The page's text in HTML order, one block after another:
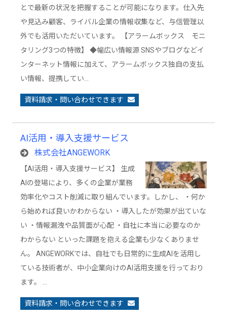
とで最新の状況を把握することが可能になります。仕入先
や見込み顧客、ライバル企業の情報収集など、与信管理以
外でも活用いただいています。 【アラームボックス モニ
タリング3つの特徴】 ◆幅広い情報源 SNSやブログなどイ
ンターネット情報に加えて、アラームボックス独自の支払
い情報、提携してい…
資料請求・問い合わせできます
AI活用・導入支援サービス
株式会社ANGEWORK
【AI活用・導入支援サービス】 生成
AIの登場により、多くの企業が業務
効率化やコスト削減に取り組んでいます。しかし、 ・何か
ら始めれば良いかわからない ・導入したが効果が出ていな
い ・情報漏洩や品質面が心配 ・自社に本当に必要なのか
わからない といった課題を抱える企業も少なくありませ
ん。 ANGEWORKでは、自社でも日常的に生成AIを活用し
ている技術者が、中小企業向けのAI活用支援を行っており
ます。 …
資料請求・問い合わせできます